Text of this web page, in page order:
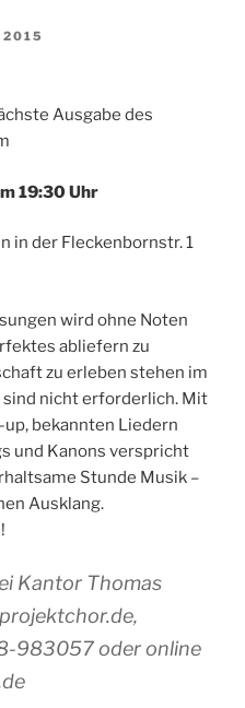
2015
Ausgabe des
19:30 Uhr
in der Fleckenbornstr. 1
wird ohne Noten
abliefern zu
zu erleben stehen im
nicht erforderlich. Mit
bekannten Liedern
und Kanons verspricht
Stunde Musik –
Ausklang.
Kantor Thomas
983057 oder online